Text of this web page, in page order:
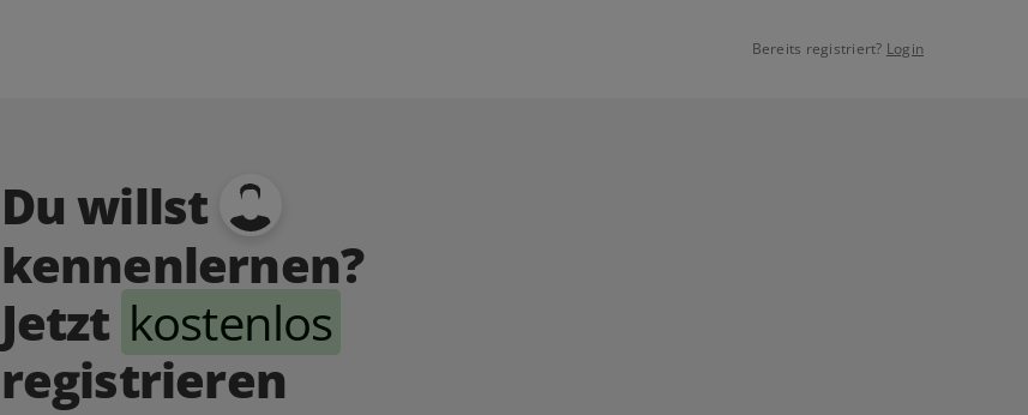
Bereits registriert? Login
Du willst
kennenlernen?
Jetzt kostenlos
registrieren